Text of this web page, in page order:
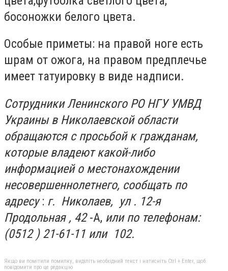
босоножки белого цвета.
Особые приметы: на правой ноге есть
шрам от ожога, на правом предплечье
имеет татуировку в виде надписи.
СотрудникиЛенинского РО НГУ УМВД
Украины в Николаевской области
обращаются с просьбой к гражданам,
которые владеют какой-либо
информацией о местонахождении
несовершеннолетнего, сообщать по
адресу: г. Николаев, ул. 12-я
Продольная, 42-А, или по телефонам:
(0512 ) 21-61-11 или 102.
Якщо ви помітили помилку, виділіть необхідний текст і натисніть Ctrl + Enter, щоб
повідомити про це редакцію